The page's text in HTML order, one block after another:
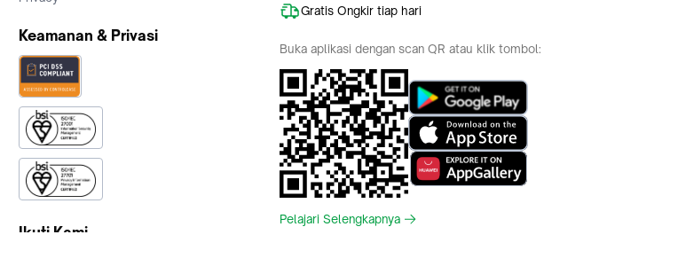
Keamanan & Privasi
Ikuti Kami
Gratis Ongkir tiap hari
Buka aplikasi dengan scan QR atau klik tombol:
Pelajari Selengkapnya